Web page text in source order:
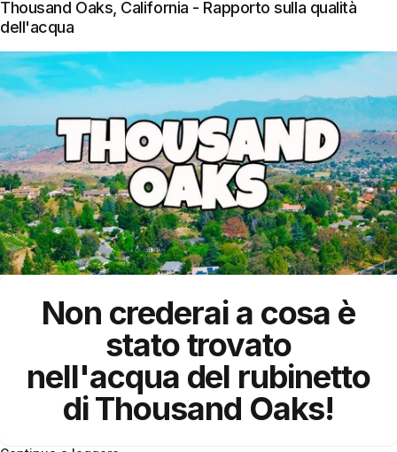
Thousand Oaks, California - Rapporto sulla qualità
dell'acqua
Non crederai a cosa è
stato trovato
nell'acqua del rubinetto
di Thousand Oaks!